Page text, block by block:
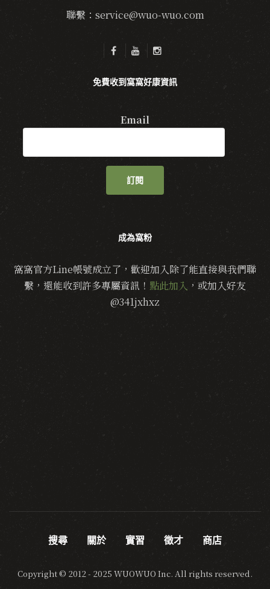
聯繫：service@wuo-wuo.com
免費收到窩窩好康資訊
Email
訂閱
成為窩粉
窩窩官方Line帳號成立了，歡迎加入除了能直接與我們聯
繫，還能收到許多專屬資訊！ 點此加入 ，或加入好友
@341jxhxz
搜尋 關於 實習 徵才 商店
Copyright © 2012 - 2025 WUOWUO Inc. All rights reserved.